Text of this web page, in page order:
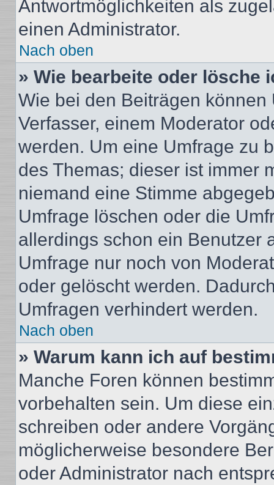
Antwortmöglichkeiten als
einen Administrator.
Nach oben
» Wie bearbeite oder lösche
Wie bei den Beiträgen
Verfasser, einem Moderator
werden. Um eine Umfrage zu
des Themas; dieser ist immer
niemand eine Stimme
Umfrage löschen oder die
allerdings schon ein Benutzer
Umfrage nur noch von
oder gelöscht werden.
Umfragen verhindert werden.
Nach oben
» Warum kann ich auf
Manche Foren können
vorbehalten sein. Um diese
schreiben oder andere
möglicherweise besondere
oder Administrator nach